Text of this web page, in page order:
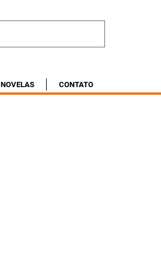
NOVELAS CONTATO